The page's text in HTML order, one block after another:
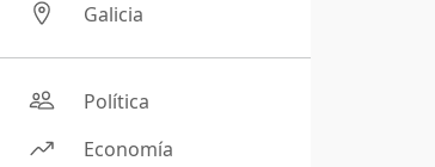
Galicia
Política
Economía